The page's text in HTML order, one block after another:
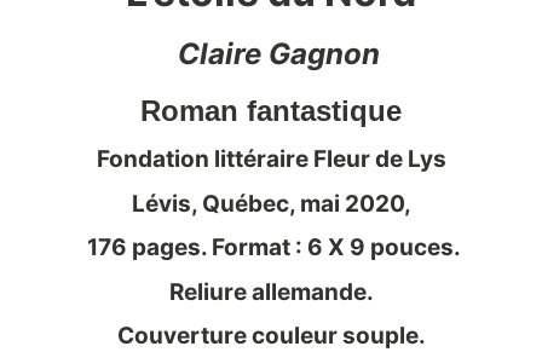
Claire Gagnon
Roman fantastique
Fondation littéraire Fleur de Lys
Lévis, Québec, mai 2020,
176 pages. Format : 6 X 9 pouces.
Reliure allemande.
Couverture couleur souple.